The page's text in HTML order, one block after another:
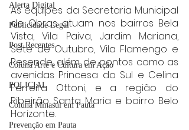
Alerta Digital
Publicidade Legal
Post Recentes
Coluna Arte e Cultura em Ação
POLICIAL
Coluna Minasul em Pauta
Prevenção em Pauta
As equipes da Secretaria Municipal
de Obras atuam nos bairros Bela
Vista, Vila Paiva, Jardim Mariana,
Sete de Outubro, Vila Flamengo e
Resende, além de pontos como as
avenidas Princesa do Sul e Celina
Ferreira Ottoni, e a região do
Ribeirão Santa Maria e bairro Belo
Horizonte.